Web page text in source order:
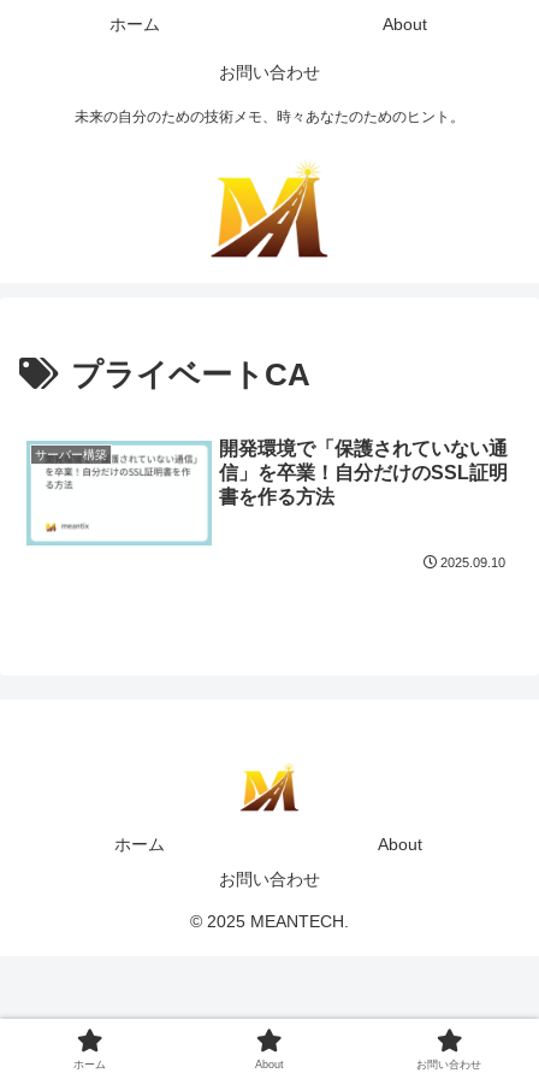
未来の自分のための技術メモ、時々あなたのためのヒント。
ホーム About
お問い合わせ
プライベートCA
サーバー構築
開発環境で「保護されていない通
信」を卒業！自分だけのSSL証明
書を作る方法
2025.09.10
ホーム
About
お問い合わせ
© 2025 MEANTECH.
ホーム About お問い合わせ